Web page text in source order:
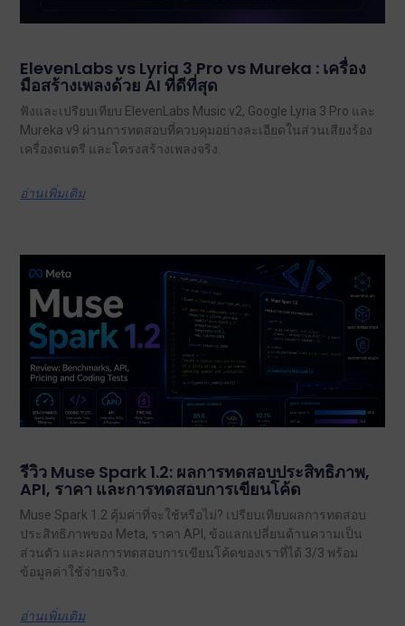
ElevenLabs vs Lyria 3 Pro vs Mureka : เครื่อง
มือสร้างเพลงด้วย AI ที่ดีที่สุด
ฟังและเปรียบเทียบ ElevenLabs Music v2, Google Lyria 3 Pro และ
Mureka v9 ผ่านการทดสอบที่ควบคุมอย่างละเอียดในส่วนเสียงร้อง
เครื่องดนตรี และโครงสร้างเพลงจริง.
อ่านเพิ่มเติม
รีวิว Muse Spark 1.2: ผลการทดสอบประสิทธิภาพ,
API, ราคา และการทดสอบการเขียนโค้ด
Muse Spark 1.2 คุ้มค่าที่จะใช้หรือไม่? เปรียบเทียบผลการทดสอบ
ประสิทธิภาพของ Meta, ราคา API, ข้อแลกเปลี่ยนด้านความเป็น
ส่วนตัว และผลการทดสอบการเขียนโค้ดของเราที่ได้ 3/3 พร้อม
ข้อมูลค่าใช้จ่ายจริง.
อ่านเพิ่มเติม